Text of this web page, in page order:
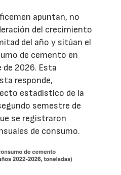
apuntan, no
del crecimiento
del año y sitúan el
de cemento en
2026. Esta
responde,
estadístico de la
semestre de
se registraron
de consumo.